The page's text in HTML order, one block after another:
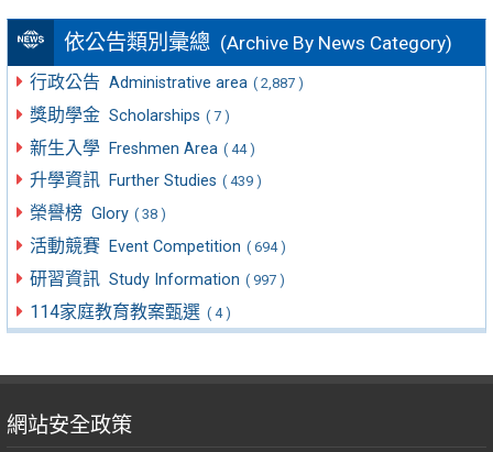
依公告類別彙總 (Archive By News Category)
行政公告 Administrative area ( 2,887 )
獎助學金 Scholarships ( 7 )
新生入學 Freshmen Area ( 44 )
升學資訊 Further Studies ( 439 )
榮譽榜 Glory ( 38 )
活動競賽 Event Competition ( 694 )
研習資訊 Study Information ( 997 )
114家庭教育教案甄選 ( 4 )
網站安全政策